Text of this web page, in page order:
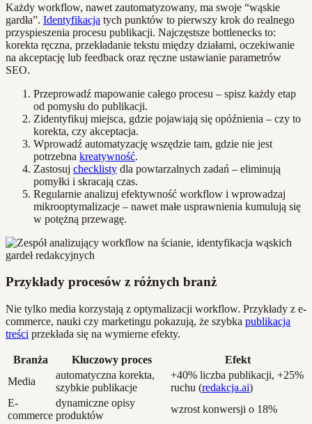
Każdy workflow, nawet zautomatyzowany, ma swoje “wąskie
gardła”. Identyfikacja tych punktów to pierwszy krok do realnego
przyspieszenia procesu publikacji. Najczęstsze bottlenecks to:
korekta ręczna, przekładanie tekstu między działami, oczekiwanie
na akceptację lub feedback oraz ręczne ustawianie parametrów
SEO.
Przeprowadź mapowanie całego procesu – spisz każdy etap
od pomysłu do publikacji.
Zidentyfikuj miejsca, gdzie pojawiają się opóźnienia – czy to
korekta, czy akceptacja.
Wprowadź automatyzację wszędzie tam, gdzie nie jest
potrzebna kreatywność.
Zastosuj checklisty dla powtarzalnych zadań – eliminują
pomyłki i skracają czas.
Regularnie analizuj efektywność workflow i wprowadzaj
mikrooptymalizacje – nawet małe usprawnienia kumulują się
w potężną przewagę.
Przykłady procesów z różnych branż
Nie tylko media korzystają z optymalizacji workflow. Przykłady z e-
commerce, nauki czy marketingu pokazują, że szybka publikacja
treści przekłada się na wymierne efekty.
Branża Kluczowy proces
Efekt
Media
automatyczna korekta,
szybkie publikacje
+40% liczba publikacji, +25%
ruchu (redakcja.ai)
E-
commerce
dynamiczne opisy
produktów
wzrost konwersji o 18%